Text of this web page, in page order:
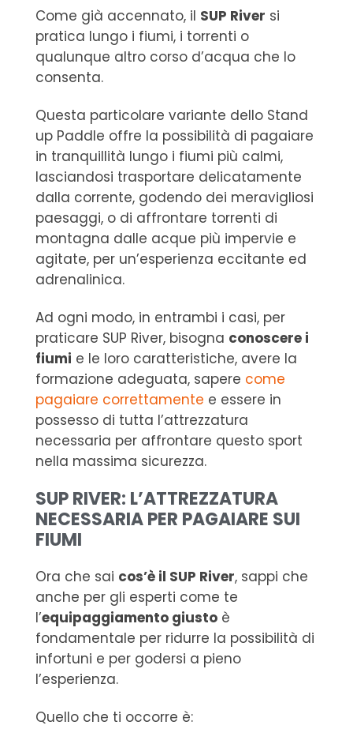
Come già accennato, il SUP River si
pratica lungo i fiumi, i torrenti o
qualunque altro corso d’acqua che lo
consenta.
Questa particolare variante dello Stand
up Paddle offre la possibilità di pagaiare
in tranquillità lungo i fiumi più calmi,
lasciandosi trasportare delicatamente
dalla corrente, godendo dei meravigliosi
paesaggi, o di affrontare torrenti di
montagna dalle acque più impervie e
agitate, per un’esperienza eccitante ed
adrenalinica.
Ad ogni modo, in entrambi i casi, per
praticare SUP River, bisogna conoscere i
fiumi e le loro caratteristiche, avere la
formazione adeguata, sapere come
pagaiare correttamente e essere in
possesso di tutta l’attrezzatura
necessaria per affrontare questo sport
nella massima sicurezza.
SUP RIVER: L’ATTREZZATURA
NECESSARIA PER PAGAIARE SUI
FIUMI
Ora che sai cos’è il SUP River, sappi che
anche per gli esperti come te
l’equipaggiamento giustoè
fondamentale per ridurre la possibilità di
infortuni e per godersi a pieno
l’esperienza.
Quello che ti occorre è: